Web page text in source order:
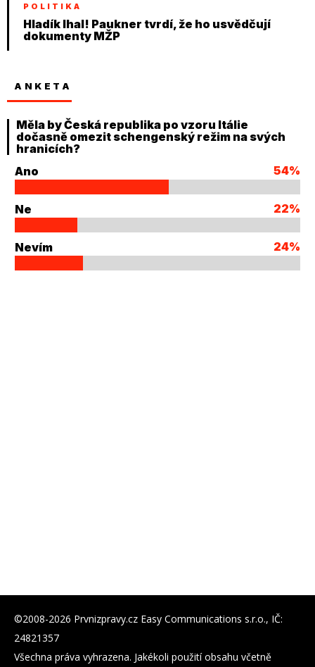
POLITIKA
Hladík lhal! Paukner tvrdí, že ho usvědčují
dokumenty MŽP
ANKETA
Měla by Česká republika po vzoru Itálie
dočasně omezit schengenský režim na svých
hranicích?
Ano
54%
Ne 22%
Nevím 24%
©2008-2026 Prvnizpravy.cz Easy Communications s.r.o., IČ:
24821357
Všechna práva vyhrazena. Jakékoli použití obsahu včetně